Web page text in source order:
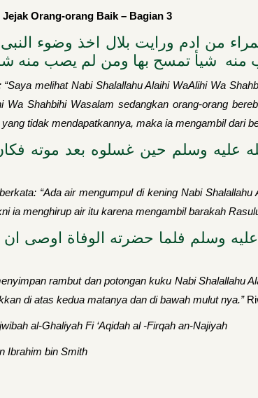
Orang-orang Baik – Bagian 3
من ادم ورايت بلال اخذ وضوء
منه شيأ تمسح بها ومن لم يصب منه
melihat Nabi Shalallahu Alaihi WaAlihi Wa
Wa Shahbihi Wasalam sedangkan orang-orang
tidak mendapat­kannya, maka ia mengambil dari
عليه وسلم حين غسلوه بعد موته
“Ada air mengumpul di kening Nabi
ia menghirup air itu karena mengambil barakah
وسلم فلما حضرته الوفاة اوصى ان
rambut dan potongan kuku Nabi Shalallahu
di atas kedua matanya dan di bawah mulut nya.”
al-Ghaliyah Fi ‘Aqidah al -Firqah an-Najiyah
bin Smith